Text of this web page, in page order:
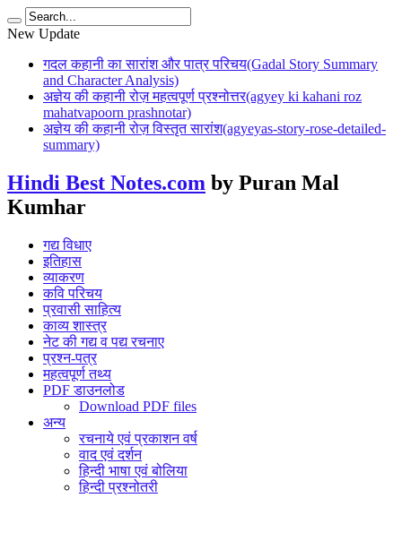
New Update
गदल कहानी का सारांश और पात्र परिचय(Gadal Story Summary
and Character Analysis)
अज्ञेय की कहानी रोज़ महत्वपूर्ण प्रश्नोत्तर(agyey ki kahani roz
mahatvapoorn prashnotar)
अज्ञेय की कहानी रोज़ विस्तृत सारांश(agyeyas-story-rose-detailed-
summary)
Hindi Best Notes.com by Puran Mal
Kumhar
गद्य विधाए
इतिहास
व्याकरण
कवि परिचय
प्रवासी साहित्य
काव्य शास्त्र
नेट की गद्य व पद्य रचनाए
प्रश्न-पत्र
महत्वपूर्ण तथ्य
PDF डाउनलोड
Download PDF files
अन्य
रचनाये एवं प्रकाशन वर्ष
वाद एवं दर्शन
हिन्दी भाषा एवं बोलिया
हिन्दी प्रश्नोतरी